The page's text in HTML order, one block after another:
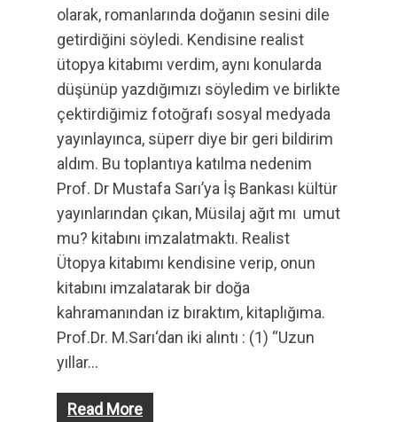
olarak, romanlarında doğanın sesini dile
getirdiğini söyledi. Kendisine realist
ütopya kitabımı verdim, aynı konularda
düşünüp yazdığımızı söyledim ve birlikte
çektirdiğimiz fotoğrafı sosyal medyada
yayınlayınca, süperr diye bir geri bildirim
aldım. Bu toplantıya katılma nedenim
Prof. Dr Mustafa Sarı’ya İş Bankası kültür
yayınlarından çıkan, Müsilaj ağıt mı umut
mu? kitabını imzalatmaktı. Realist
Ütopya kitabımı kendisine verip, onun
kitabını imzalatarak bir doğa
kahramanından iz bıraktım, kitaplığıma.
Prof.Dr. M.Sarı‘dan iki alıntı : (1) “Uzun
yıllar…
Read More